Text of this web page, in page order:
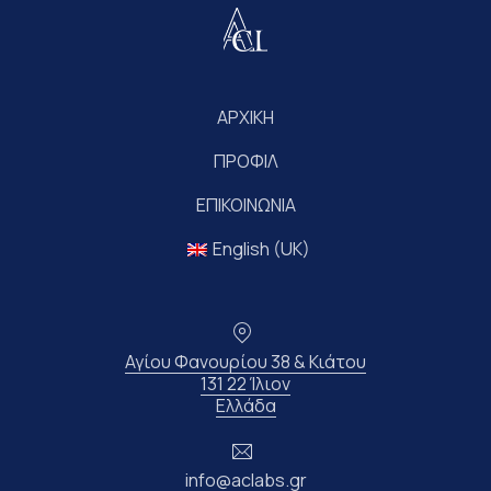
ΑΡΧΙΚΗ
ΠΡΟΦΙΛ
ΕΠΙΚΟΙΝΩΝΙΑ
English (UK)
Αγίου Φανουρίου 38 & Κιάτου
131 22 Ίλιον
ΕλλάδαΝέο παράθυρο
info@aclabs.gr